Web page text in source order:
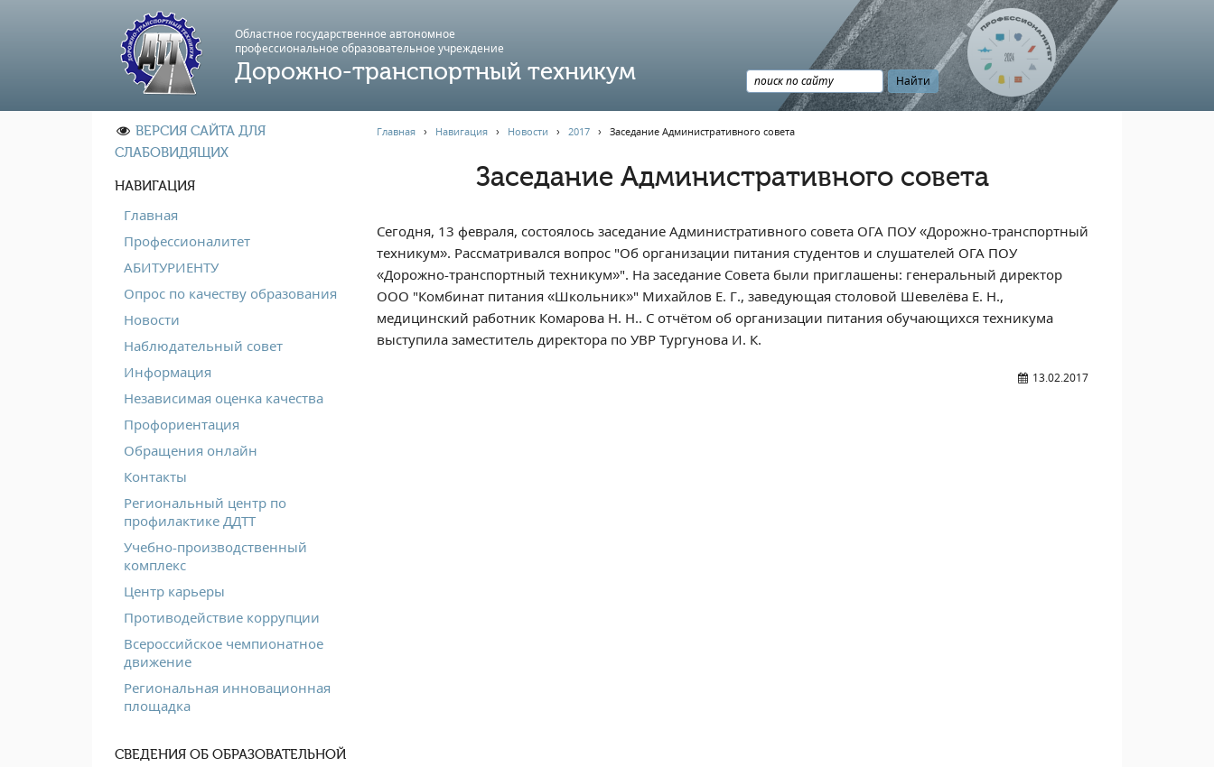
Областное государственное автономное
профессиональноe образовательное учреждение
Дорожно-транспортный техникум
ВЕРСИЯ САЙТА ДЛЯ
СЛАБОВИДЯЩИХ
НАВИГАЦИЯ
Главная
Профессионалитет
АБИТУРИЕНТУ
Опрос по качеству образования
Новости
Наблюдательный совет
Информация
Независимая оценка качества
Профориентация
Обращения онлайн
Контакты
Региональный центр по
профилактике ДДТТ
Учебно-производственный
комплекс
Центр карьеры
Противодействие коррупции
Всероссийское чемпионатное
движение
Региональная инновационная
площадка
СВЕДЕНИЯ ОБ ОБРАЗОВАТЕЛЬНОЙ
Главная› Навигация› Новости › 2017› Заседание Административного совета
Заседание Административного совета
Сегодня, 13 февраля, состоялось заседание Административного совета ОГА ПОУ «Дорожно-транспортный
техникум». Рассматривался вопрос "Об организации питания студентов и слушателей ОГА ПОУ
«Дорожно-транспортный техникум»". На заседание Совета были приглашены: генеральный директор
ООО "Комбинат питания «Школьник»" Михайлов Е. Г., заведующая столовой Шевелёва Е. Н.,
медицинский работник Комарова Н. Н.. С отчётом об организации питания обучающихся техникума
выступила заместитель директора по УВР Тургунова И. К.
13.02.2017